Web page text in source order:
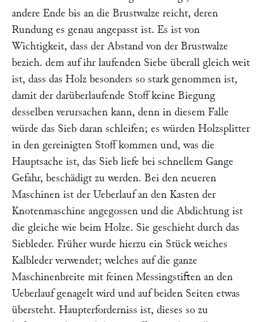
andere Ende bis an die Brustwalze reicht, deren
Rundung es genau angepasst ist. Es ist von
Wichtigkeit, dass der Abstand von der Brustwalze
bezieh. dem auf ihr laufenden Siebe überall gleich weit
ist, dass das Holz besonders so stark genommen ist,
damit der darüberlaufende Stoff keine Biegung
desselben verursachen kann, denn in diesem Falle
würde das Sieb daran schleifen; es würden Holzsplitter
in den gereinigten Stoff kommen und, was die
Hauptsache ist, das Sieb liefe bei schnellem Gange
Gefahr, beschädigt zu werden. Bei den neueren
Maschinen ist der Ueberlauf an den Kasten der
Knotenmaschine angegossen und die Abdichtung ist
die gleiche wie beim Holze. Sie geschieht durch das
Siebleder. Früher wurde hierzu ein Stück weiches
Kalbleder verwendet; welches auf die ganze
Maschinenbreite mit feinen Messingstiften an den
Ueberlauf genagelt wird und auf beiden Seiten etwas
übersteht. Haupterforderniss ist, dieses so zu